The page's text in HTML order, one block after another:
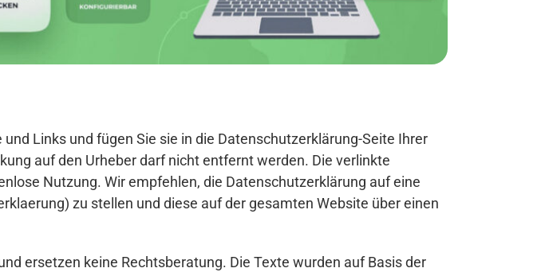
und Links und fügen Sie sie in die Datenschutzerklärung-Seite Ihrer
auf den Urheber darf nicht entfernt werden. Die verlinkte
Nutzung. Wir empfehlen, die Datenschutzerklärung auf eine
zu stellen und diese auf der gesamten Website über einen
ersetzen keine Rechtsberatung. Die Texte wurden auf Basis der